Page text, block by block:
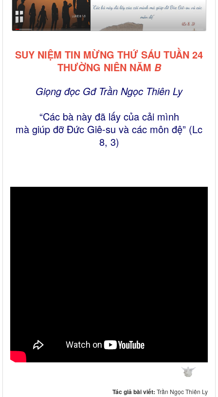
SUY NIỆM TIN MỪNG THỨ SÁU TUẦN 24
THƯỜNG NIÊN NĂM B
Giọng đọc Gđ Trần Ngọc Thiên Ly
“Các bà này đã lấy của cải mình
mà giúp đỡ Đức Giê-su và các môn đệ” (Lc
8, 3)
Tác giả bài viết: Trần Ngọc Thiên Ly